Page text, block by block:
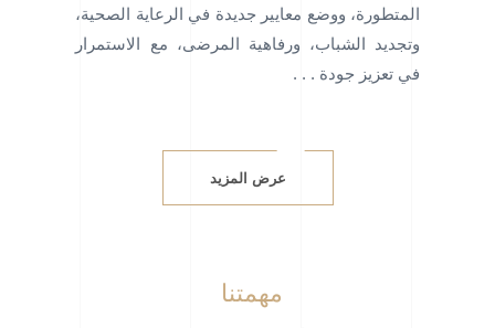
المتطورة، ووضع معايير جديدة في الرعاية الصحية،
وتجديد الشباب، ورفاهية المرضى، مع الاستمرار
في تعزيز جودة . . .
عرض المزيد
مهمتنا